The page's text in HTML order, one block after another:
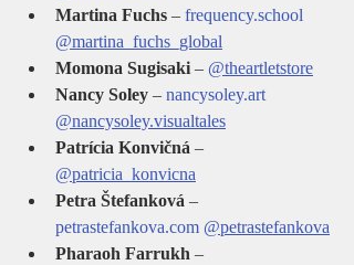
Martina Fuchs – frequency.school
@martina_fuchs_global
Momona Sugisaki – @theartletstore
Nancy Soley – nancysoley.art
@nancysoley.visualtales
Patrícia Konvičná –
@patricia_konvicna
Petra Štefanková –
petrastefankova.com @petrastefankova
Pharaoh Farrukh –